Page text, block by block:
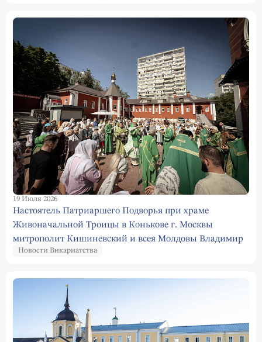
19 Июля 2026
Настоятель Патриаршего Подворья при храме
Живоначальной Троицы в Конькове г. Москвы
митрополит Кишиневский и всея Молдовы Владимир
совершил Божественную Литургию в Престольный
Новости Викариатства